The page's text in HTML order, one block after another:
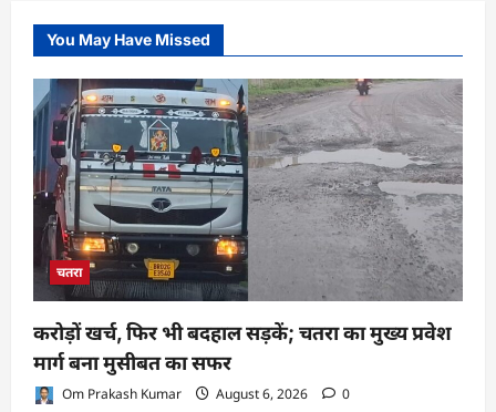
You May Have Missed
चतरा
करोड़ों खर्च, फिर भी बदहाल सड़कें; चतरा का मुख्य प्रवेश
मार्ग बना मुसीबत का सफर
Om Prakash Kumar August 6, 2026 0